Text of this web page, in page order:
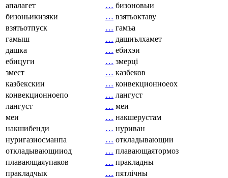
апалагет
… бизоновыи
бизоньикизяки
… взятьоктаву
взятьотпуск
… гамъа
гамыш
… дашиълхамет
дашка
… ебихэи
ебицуги
… змерці
змест
… казбеков
казбекскии
… конвекционноеох
конвекционноепо
… лангуст
лангуст
… меи
меи
… накшерустам
накшибенди
… нуриван
нуригазиосманпа
… откладывающии
откладывающииод
… плавающаятормоз
плавающаяупаков
… пракладны
пракладчык
… пятлічны